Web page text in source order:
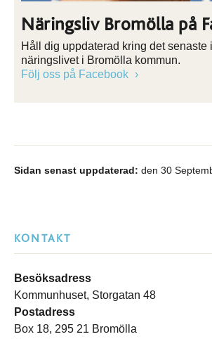
Näringsliv Bromölla på
Håll dig uppdaterad kring det senaste
näringslivet i Bromölla kommun.
Följ oss på Facebook
Sidan senast uppdaterad: den 30
KONTAKT
Besöksadress
Kommunhuset, Storgatan 48
Postadress
Box 18, 295 21 Bromölla